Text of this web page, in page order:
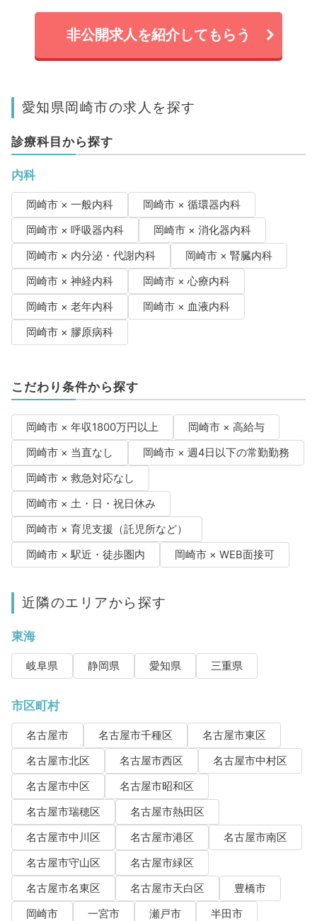
非公開求人を紹介してもらう
愛知県岡崎市の求人を探す
診療科目から探す
内科
岡崎市 × 一般内科
岡崎市 × 循環器内科
岡崎市 × 呼吸器内科
岡崎市 × 消化器内科
岡崎市 × 内分泌・代謝内科
岡崎市 × 腎臓内科
岡崎市 × 神経内科
岡崎市 × 心療内科
岡崎市 × 老年内科
岡崎市 × 血液内科
岡崎市 × 膠原病科
こだわり条件から探す
岡崎市 × 年収1800万円以上
岡崎市 × 高給与
岡崎市 × 当直なし
岡崎市 × 週4日以下の常勤勤務
岡崎市 × 救急対応なし
岡崎市 × 土・日・祝日休み
岡崎市 × 育児支援（託児所など）
岡崎市 × 駅近・徒歩圏内
岡崎市 × WEB面接可
近隣のエリアから探す
東海
岐阜県 静岡県 愛知県 三重県
市区町村
名古屋市 名古屋市千種区
名古屋市東区
名古屋市北区
名古屋市西区
名古屋市中村区
名古屋市中区
名古屋市昭和区
名古屋市瑞穂区
名古屋市熱田区
名古屋市中川区
名古屋市港区
名古屋市南区
名古屋市守山区
名古屋市緑区
名古屋市名東区
名古屋市天白区
豊橋市
岡崎市
一宮市 瀬戸市
半田市